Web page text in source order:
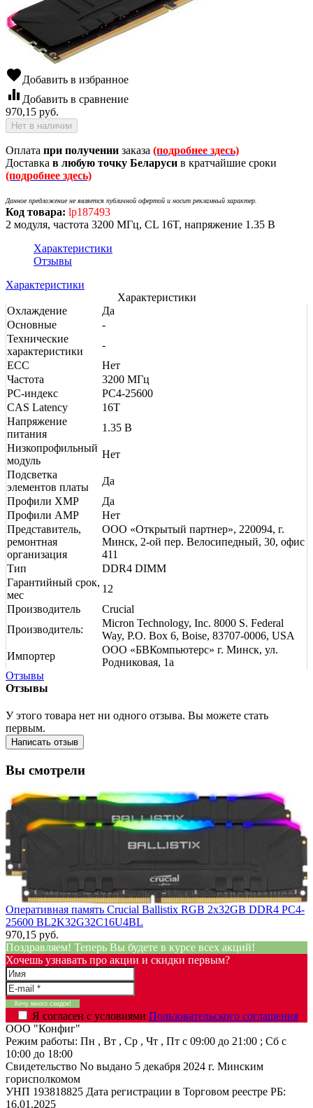
favoriteДобавить в избранное
equalizer Добавить в сравнение
970,15 руб.
Нет в наличии
Оплата при получении заказа (подробнее здесь)
Доставка в любую точку Беларуси в кратчайшие сроки
(подробнее здесь)
Данное предложение не является публичной офертой и носит рекламный характер.
Код товара: lp187493
2 модуля, частота 3200 МГц, CL 16T, напряжение 1.35 В
Характеристики
Отзывы
Характеристики
Характеристики
Охлаждение
Да
Основные
-
Технические
характеристики
-
ECC
Нет
Частота
3200 МГц
PC-индекс
PC4-25600
CAS Latency
16T
Напряжение
питания
1.35 В
Низкопрофильный
модуль
Нет
Подсветка
элементов платы
Да
Профили XMP
Да
Профили AMP
Нет
Представитель,
ремонтная
организация
ООО «Открытый партнер», 220094, г.
Минск, 2-ой пер. Велосипедный, 30, офис
411
Тип
DDR4 DIMM
Гарантийный срок,
мес
12
Производитель
Crucial
Производитель:
Micron Technology, Inc. 8000 S. Federal
Way, P.O. Box 6, Boise, 83707-0006, USA
Импортер
ООО «БВКомпьютерс» г. Минск, ул.
Родниковая, 1а
Отзывы
Отзывы
У этого товара нет ни одного отзыва. Вы можете стать
первым.
Написать отзыв
Вы смотрели
Оперативная память Crucial Ballistix RGB 2x32GB DDR4 PC4-
25600 BL2K32G32C16U4BL
970,15 руб.
Поздравляем! Теперь Вы будете в курсе всех акций!
Хочешь узнавать про акции и скидки первым?
Я согласен с условиями Пользовательского соглашения
ООО "Конфиг"
Режим работы: Пн , Вт , Ср , Чт , Пт c 09:00 до 21:00 ; Сб c
10:00 до 18:00
Свидетельство No выдано 5 декабря 2024 г. Минским
горисполкомом
УНП 193818825 Дата регистрации в Торговом реестре РБ:
16.01.2025